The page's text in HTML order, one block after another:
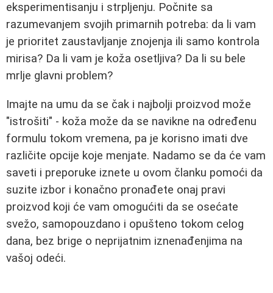
eksperimentisanju i strpljenju. Počnite sa
razumevanjem svojih primarnih potreba: da li vam
je prioritet zaustavljanje znojenja ili samo kontrola
mirisa? Da li vam je koža osetljiva? Da li su bele
mrlje glavni problem?
Imajte na umu da se čak i najbolji proizvod može
"istrošiti" - koža može da se navikne na određenu
formulu tokom vremena, pa je korisno imati dve
različite opcije koje menjate. Nadamo se da će vam
saveti i preporuke iznete u ovom članku pomoći da
suzite izbor i konačno pronađete onaj pravi
proizvod koji će vam omogućiti da se osećate
svežo, samopouzdano i opušteno tokom celog
dana, bez brige o neprijatnim iznenađenjima na
vašoj odeći.